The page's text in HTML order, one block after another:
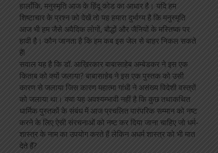
हालाँकि, मनुस्मृति आज के हिंदू कोड का आधार है। यदि हम
शिष्टाचार के प्रश्न को देखें तो यह हमारा दुर्भाग्य है कि मनुस्मृति
आज भी हम जैसे अवैदिक लोगों, बौद्धों और जैनियों के मस्तिष्क पर
हावी है। कौन जानता है कि हम कब इस जेल से बाहर निकल सकते
हैं!
सवाल यह है कि डॉ. आख़िरकार बाबासाहेब अम्बेडकर ने इस एक
किताब को क्यों जलाया? बाबासाहेब ने इस एक पुस्तक को उसी
कारण से जलाया जिस कारण महात्मा गांधी ने असंख्य विदेशी वस्त्रों
को जलाया था। क्या यह अवश्यम्भावी नहीं है कि कुछ तथाकथित
धार्मिक पुस्तकों के संबंध में आज प्रचलित पारंपरिक सम्मान को नष्ट
करने के लिए ऐसी संरचनाओं को नष्ट कर दिया जाना चाहिए जो धर्म-
शास्त्र के नाम का उपयोग करते हैं लेकिन अधर्म शास्त्र को भी मात
देते हैं?